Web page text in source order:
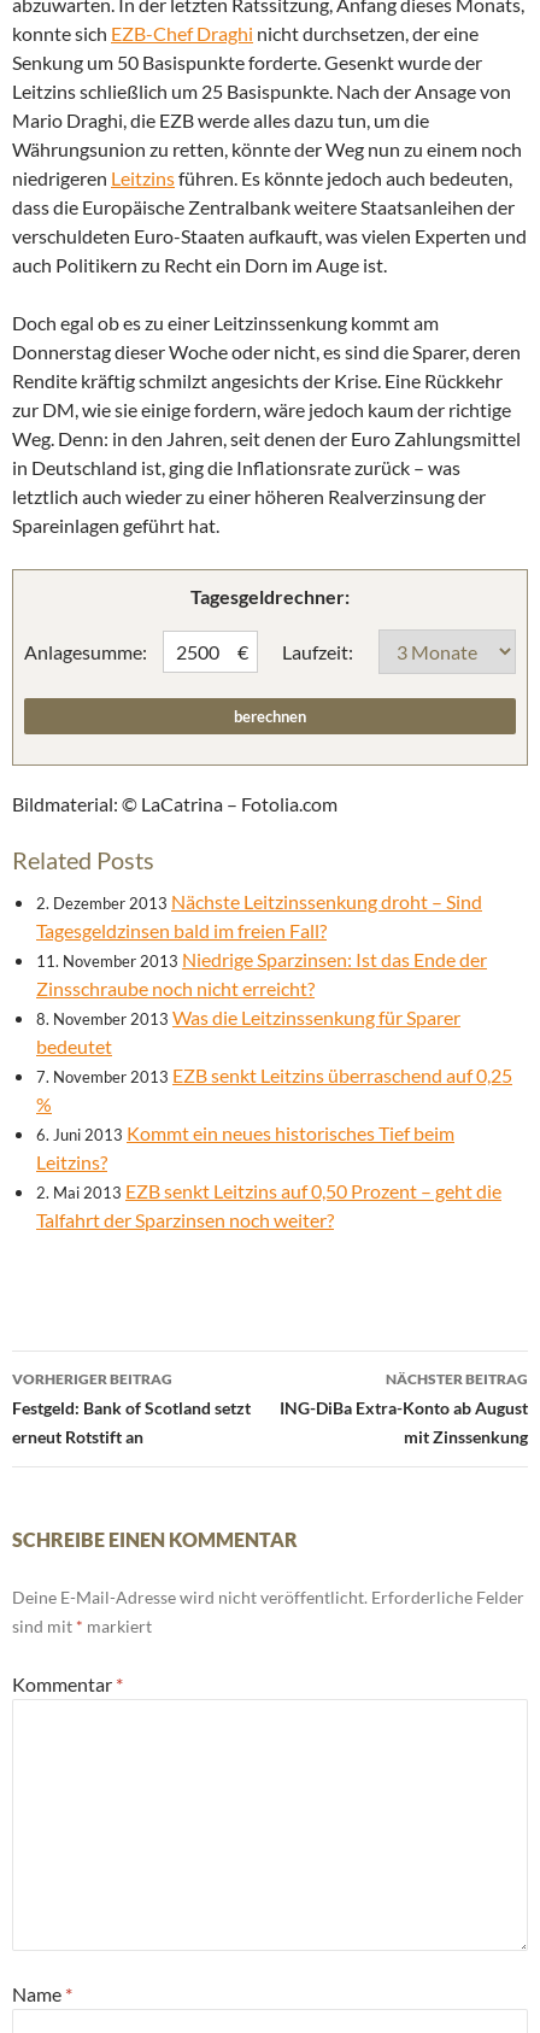
konnte sich EZB-Chef Draghi nicht durchsetzen, der eine
Senkung um 50 Basispunkte forderte. Gesenkt wurde der
Leitzins schließlich um 25 Basispunkte. Nach der Ansage von
Mario Draghi, die EZB werde alles dazu tun, um die
Währungsunion zu retten, könnte der Weg nun zu einem noch
niedrigeren Leitzinsführen. Es könnte jedoch auch bedeuten,
dass die Europäische Zentralbank weitere Staatsanleihen der
verschuldeten Euro-Staaten aufkauft, was vielen Experten und
auch Politikern zu Recht ein Dorn im Auge ist.
Doch egal ob es zu einer Leitzinssenkung kommt am
Donnerstag dieser Woche oder nicht, es sind die Sparer, deren
Rendite kräftig schmilzt angesichts der Krise. Eine Rückkehr
zur DM, wie sie einige fordern, wäre jedoch kaum der richtige
Weg. Denn: in den Jahren, seit denen der Euro Zahlungsmittel
in Deutschland ist, ging die Inflationsrate zurück – was
letztlich auch wieder zu einer höheren Realverzinsung der
Spareinlagen geführt hat.
Tagesgeldrechner:
Anlagesumme: € Laufzeit:
Bildmaterial: © LaCatrina – Fotolia.com
Related Posts
2. Dezember 2013 Nächste Leitzinssenkung droht – Sind
Tagesgeldzinsen bald im freien Fall?
11. November 2013 Niedrige Sparzinsen: Ist das Ende der
Zinsschraube noch nicht erreicht?
8. November 2013 Was die Leitzinssenkung für Sparer
bedeutet
7. November 2013 EZB senkt Leitzins überraschend auf 0,25
%
6. Juni 2013 Kommt ein neues historisches Tief beim
Leitzins?
2. Mai 2013 EZB senkt Leitzins auf 0,50 Prozent – geht die
Talfahrt der Sparzinsen noch weiter?
Beitrags-
Navigation
VORHERIGER BEITRAG
Festgeld: Bank of Scotland setzt
erneut Rotstift an
NÄCHSTER BEITRAG
ING-DiBa Extra-Konto ab August
mit Zinssenkung
SCHREIBE EINEN KOMMENTAR
Deine E-Mail-Adresse wird nicht veröffentlicht. Erforderliche Felder
sind mit * markiert
Kommentar *
Name *